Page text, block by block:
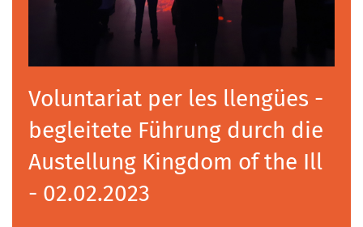
Voluntariat per les llengües -
begleitete Führung durch die
Austellung Kingdom of the Ill
- 02.02.2023